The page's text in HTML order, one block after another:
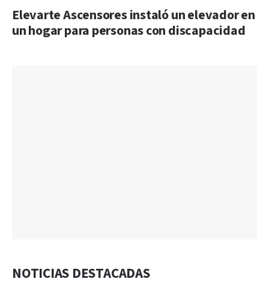
Elevarte Ascensores instaló un elevador en
un hogar para personas con discapacidad
NOTICIAS DESTACADAS